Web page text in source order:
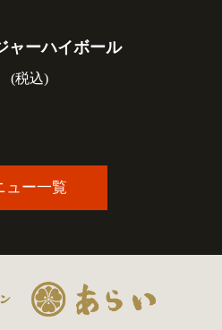
ャーハイボール
(税込)
ュー一覧